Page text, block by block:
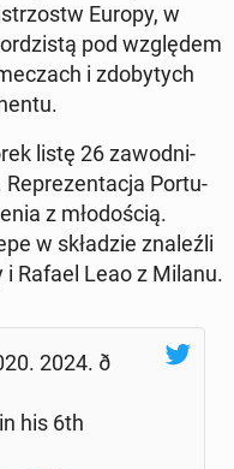
Europy, w
pod wzglę­dem
i zdo­by­tych
listę 26 za­wod­ni­
Re­pre­zen­ta­cja Por­tu­
z mło­do­ścią.
w skła­dzie zna­leź­li
Rafael Leao z Milanu.
2024. ð
his 6th